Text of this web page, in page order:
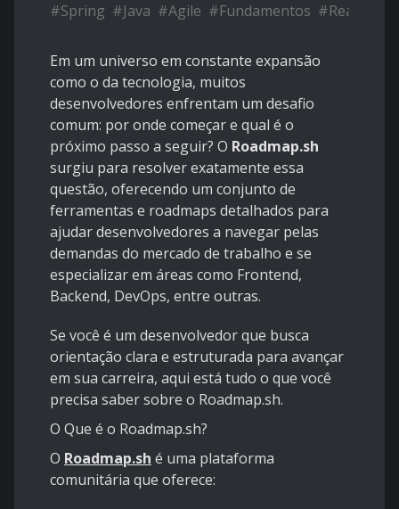
#Spring #Java #Agile #Fundamentos #React
Em um universo em constante expansão
como o da tecnologia, muitos
desenvolvedores enfrentam um desafio
comum: por onde começar e qual é o
próximo passo a seguir? O Roadmap.sh
surgiu para resolver exatamente essa
questão, oferecendo um conjunto de
ferramentas e roadmaps detalhados para
ajudar desenvolvedores a navegar pelas
demandas do mercado de trabalho e se
especializar em áreas como Frontend,
Backend, DevOps, entre outras.
Se você é um desenvolvedor que busca
orientação clara e estruturada para avançar
em sua carreira, aqui está tudo o que você
precisa saber sobre o Roadmap.sh.
O Que é o Roadmap.sh?
O Roadmap.sh é uma plataforma
comunitária que oferece: